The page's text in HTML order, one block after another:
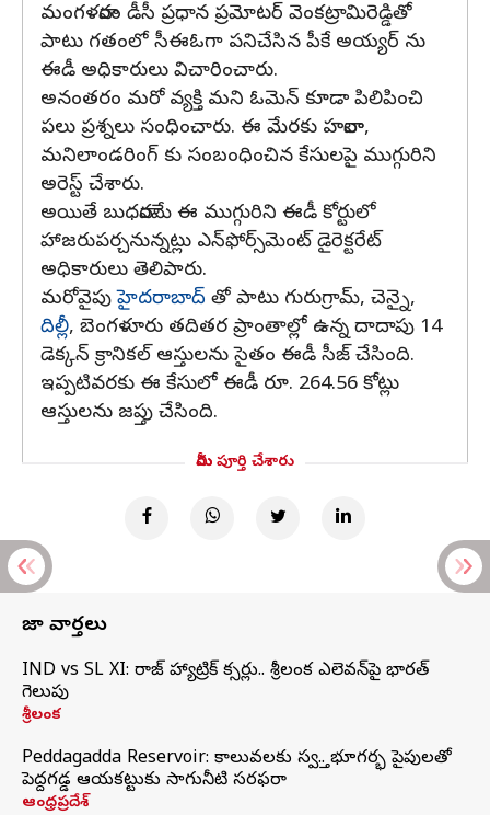
మంగళవారం డీసీ ప్రధాన ప్రమోటర్ వెంకట్రామిరెడ్డితో
పాటు గతంలో సీఈఓగా పనిచేసిన పీకే అయ్యర్ ను
ఈడీ అధికారులు విచారించారు.
అనంతరం మరో వ్యక్తి మని ఓమెన్‌ కూడా పిలిపించి
పలు ప్రశ్నలు సంధించారు. ఈ మేరకు హవాలా,
మనిలాండరింగ్ కు సంబంధించిన కేసులపై ముగ్గురిని
అరెస్ట్ చేశారు.
అయితే బుధవారమే ఈ ముగ్గురిని ఈడీ కోర్టులో
హాజరుపర్చనున్నట్లు ఎన్‌ఫోర్స్‌మెంట్‌ డైరెక్టరేట్‌
అధికారులు తెలిపారు.
మరోవైపుహైదరాబాద్ తో పాటు గురుగ్రామ్‌, చెన్నై,
దిల్లీ, బెంగళూరు తదితర ప్రాంతాల్లో ఉన్న దాదాపు 14
డెక్కన్ క్రానికల్ ఆస్తులను సైతం ఈడీ సీజ్ చేసింది.
ఇప్పటివరకు ఈ కేసులో ఈడీ రూ. 264.56 కోట్లు
ఆస్తులను జప్తు చేసింది.
మీరు పూర్తి చేశారు
తాజా వార్తలు
IND vs SL XI: సిరాజ్‌ హ్యాట్రిక్‌ సిక్సర్లు.. శ్రీలంక ఎలెవన్‌పై భారత్‌
గెలుపు
శ్రీలంక
Peddagadda Reservoir: కాలువలకు స్వస్తి.. భూగర్భ పైపులతో
పెద్దగడ్డ ఆయకట్టుకు సాగునీటి సరఫరా
ఆంధ్రప్రదేశ్